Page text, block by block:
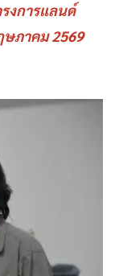
งการแลนด์
ษภาคม 2569